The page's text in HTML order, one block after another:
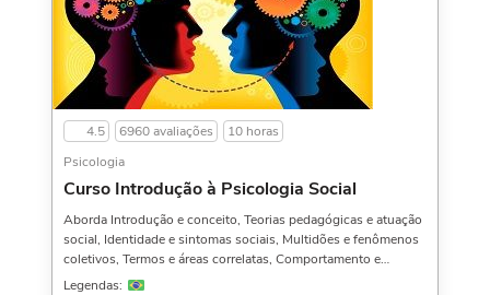
4.5 6960 avaliações
10 horas
Psicologia
Curso Introdução à Psicologia Social
Aborda Introdução e conceito, Teorias pedagógicas e atuação
social, Identidade e sintomas sociais, Multidões e fenômenos
coletivos, Termos e áreas correlatas, Comportamento e
consumo, O Homem e sua Essência, Construção da
Legendas: